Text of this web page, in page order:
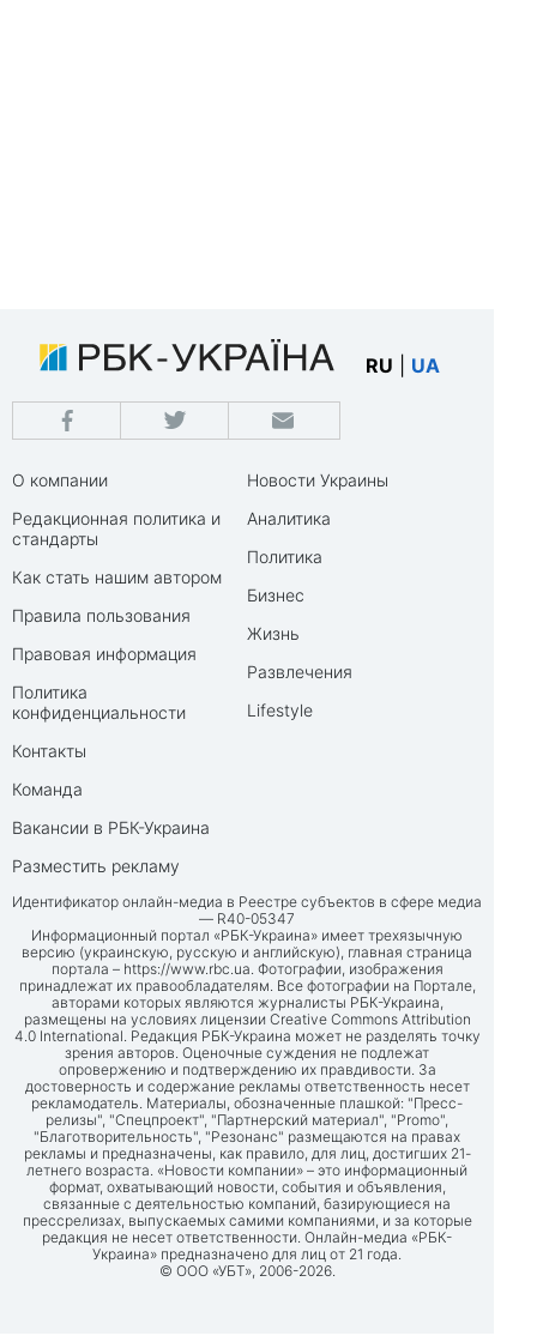
RU UA
О компании
Редакционная политика и
стандарты
Как стать нашим автором
Правила пользования
Правовая информация
Политика
конфиденциальности
Контакты
Команда
Вакансии в РБК-Украина
Разместить рекламу
Новости Украины
Аналитика
Политика
Бизнес
Жизнь
Развлечения
Lifestyle
Идентификатор онлайн-медиа в Реестре субъектов в сфере медиа
— R40-05347
Информационный портал «РБК-Украина» имеет трехязычную
версию (украинскую, русскую и английскую), главная страница
портала – https://www.rbc.ua. Фотографии, изображения
принадлежат их правообладателям. Все фотографии на Портале,
авторами которых являются журналисты РБК-Украина,
размещены на условиях лицензии Creative Commons Attribution
4.0 International. Редакция РБК-Украина может не разделять точку
зрения авторов. Оценочные суждения не подлежат
опровержению и подтверждению их правдивости. За
достоверность и содержание рекламы ответственность несет
рекламодатель. Материалы, обозначенные плашкой: "Пресс-
релизы", "Спецпроект", "Партнерский материал", "Promo",
"Благотворительность", "Резонанс" размещаются на правах
рекламы и предназначены, как правило, для лиц, достигших 21-
летнего возраста. «Новости компании» – это информационный
формат, охватывающий новости, события и объявления,
связанные с деятельностью компаний, базирующиеся на
прессрелизах, выпускаемых самими компаниями, и за которые
редакция не несет ответственности. Онлайн-медиа «РБК-
Украина» предназначено для лиц от 21 года.
© ООО «УБТ», 2006-2026.